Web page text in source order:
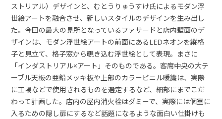
ストリアル）デザインと、むとうりゅうすけ氏によるモダン浮
世絵アートを融合させ、新しいスタイルのデザインを生み出し
た。今回の最大の見所となっているファサードと店内壁面のデ
ザインは、モダン浮世絵アートの前面にあるLEDネオンを縦格
子と見立て、格子窓から覗き込む浮世絵として表現。まさに
「インダストリアル×アート」そのものである。客席中央の大テ
ーブル天板の亜鉛メッキ板や上部のカラービニル暖簾は、実際
に工場などで使用されるものを選定するなど、細部にまでこだ
わって計画した。店内の屋内消火栓はダミーで、実際には個室に
入るための隠し扉にするなど話題になるような面白い仕掛けも